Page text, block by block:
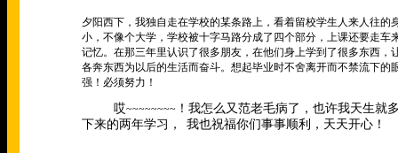
夕阳西下，我独自走在学校的某条路上，看着留校学生人来人往
小，不像个大学，学校被十字马路分成了四个部分，上课还要走
记忆。在那三年里认识了很多朋友，在他们身上学到了很多东西
各奔东西为以后的生活而奋斗。想起毕业时不舍离开而不禁流下
强！必须努力！
哎~~~~~~~~ ！我怎么又范老毛病了，也许我天生就
下来的两年学习，
我也祝福你们事事顺利，天天开心！